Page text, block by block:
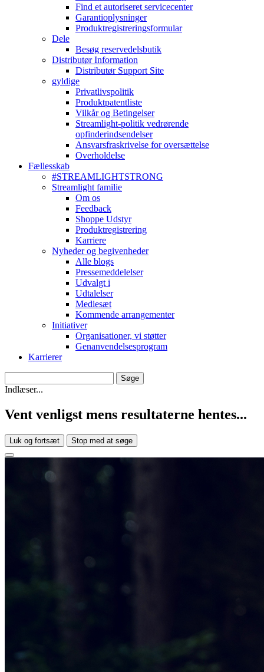
Find et autoriseret servicecenter
Garantioplysninger
Produktregistreringsformular
Dele
Besøg reservedelsbutik
Distributør Information
Distributør Support Site
gyldige
Privatlivspolitik
Produktpatentliste
Vilkår og Betingelser
Streamlight-politik vedrørende
opfinderindsendelser
Ansvarsfraskrivelse for oversættelse
Overholdelse
Fællesskab
#STREAMLIGHTSTRONG
Streamlight familie
Om os
Feedback
Shoppe Udstyr
Produktregistrering
Karriere
Nyheder og begivenheder
Alle blogs
Pressemeddelelser
Udvalgt i
Udtalelser
Mediesæt
Kommende arrangementer
Initiativer
Organisationer, vi støtter
Genanvendelsesprogram
Karrierer
Indlæser...
Vent venligst mens resultaterne hentes...
Luk og fortsæt Stop med at søge